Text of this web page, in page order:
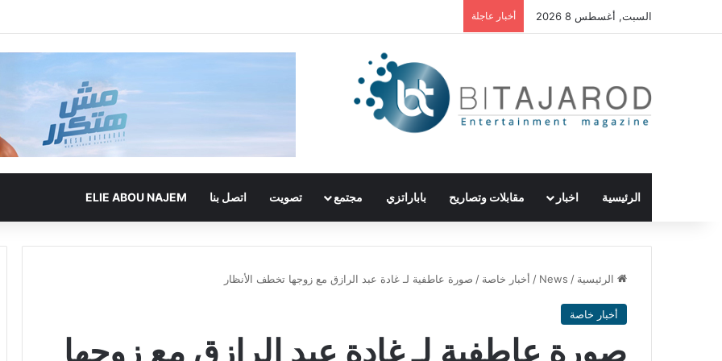
السبت, أغسطس 8 2026 أخبار عاجلة
الرئيسية اخبار مقابلات وتصاريح باباراتزي مجتمع تصويت اتصل بنا ELIE ABOU NAJEM
الرئيسية /
News
/ أخبار خاصة / صورة عاطفية لـ غادة عبد الرازق مع زوجها تخطف الأنظار
أخبار خاصة
صورة عاطفية لـ غادة عبد الرازق مع زوجها